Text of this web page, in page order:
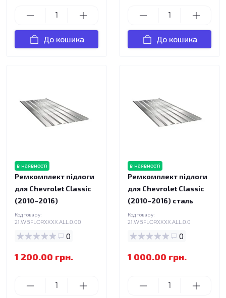
До кошика До кошика
в наявності
Ремкомплект підлоги
для Chevrolet Classic
(2010–2016)
Код товару:
21.WBFLORXXXX.ALL.0.00
0
1 200.00 грн.
в наявності
Ремкомплект підлоги
для Chevrolet Classic
(2010–2016) сталь
Код товару:
21.WBFLORXXXX.ALL.0.0
0
1 000.00 грн.